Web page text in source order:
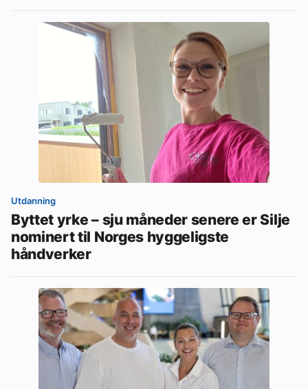
Utdanning
Byttet yrke – sju måneder senere er Silje
nominert til Norges hyggeligste
håndverker